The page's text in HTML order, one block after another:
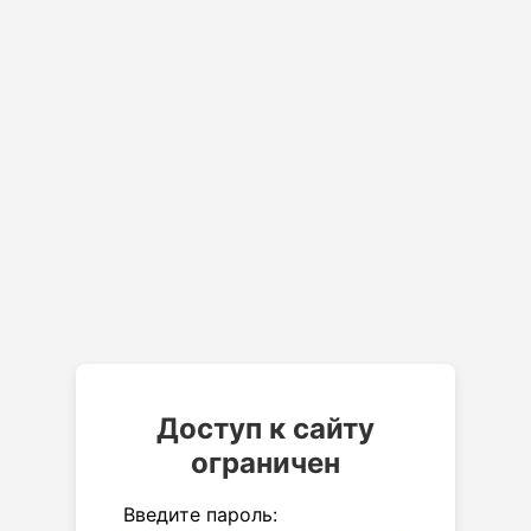
Доступ к сайту
ограничен
Введите пароль: